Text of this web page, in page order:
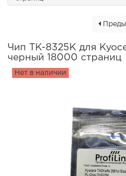
Чип TK-8325K для
черный 18000 страниц
Нет в наличии